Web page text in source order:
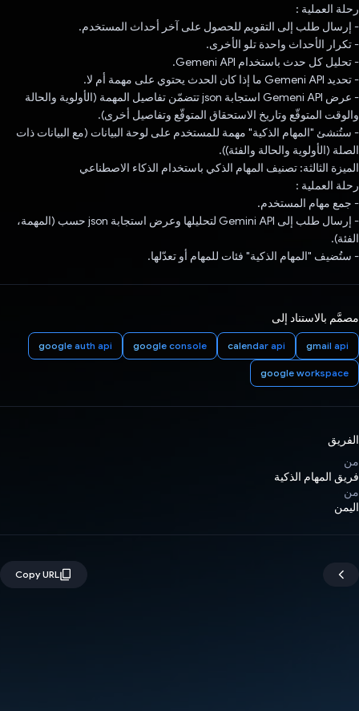
رحلة العملية :
- إرسال طلب إلى التقويم للحصول على آخر أحداث المستخدم.
- تكرار الأحداث واحدة تلو الأخرى.
- تحليل كل حدث باستخدام Gemeni API.
- تحديد Gemeni API ما إذا كان الحدث يحتوي على مهمة أم لا.
- عرض Gemeni API استجابة json تتضمّن تفاصيل المهمة (الأولوية والحالة
والوقت المتوقّع وتاريخ الاستحقاق المتوقّع وتفاصيل أخرى).
- ستُنشئ "المهام الذكية" مهمة للمستخدم على لوحة البيانات (مع البيانات ذات
الصلة (الأولوية والحالة والفئة)).
الميزة الثالثة: تصنيف المهام الذكي باستخدام الذكاء الاصطناعي
رحلة العملية :
- جمع مهام المستخدم.
- إرسال طلب إلى Gemini API لتحليلها وعرض استجابة json حسب (المهمة،
الفئة).
- ستُضيف "المهام الذكية" فئات للمهام أو تعدّلها.
مصمَّم بالاستناد إلى
gmail api
calendar api
google console
google auth api
google workspace
الفريق
من
فريق المهام الذكية
من
اليمن